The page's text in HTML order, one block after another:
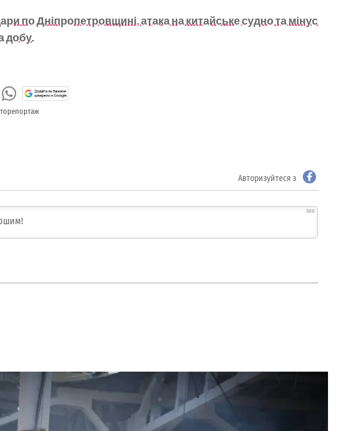
по Дніпропетровщині, атака на китайське судно та мінус
добу.
Авторизуйтеся з
500